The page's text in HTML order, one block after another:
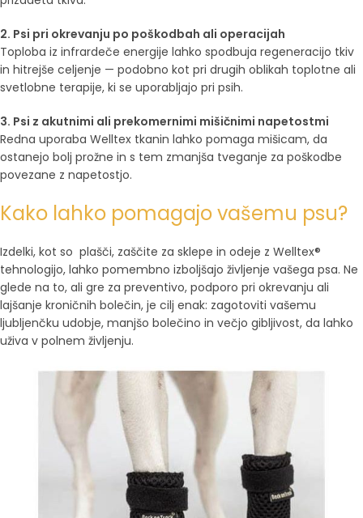
2. Psi pri okrevanju po poškodbah ali operacijah
Toploba iz infrardeče energije lahko spodbuja regeneracijo tkiv
in hitrejše celjenje — podobno kot pri drugih oblikah toplotne ali
svetlobne terapije, ki se uporabljajo pri psih.
3. Psi z akutnimi ali prekomernimi mišičnimi napetostmi
Redna uporaba Welltex tkanin lahko pomaga mišicam, da
ostanejo bolj prožne in s tem zmanjša tveganje za poškodbe
povezane z napetostjo.
Kako lahko pomagajo vašemu psu?
Izdelki, kot so plašči, zaščite za sklepe in odeje z Welltex®
tehnologijo, lahko pomembno izboljšajo življenje vašega psa. Ne
glede na to, ali gre za preventivo, podporo pri okrevanju ali
lajšanje kroničnih bolečin, je cilj enak: zagotoviti vašemu
ljubljenčku udobje, manjšo bolečino in večjo gibljivost, da lahko
uživa v polnem življenju.